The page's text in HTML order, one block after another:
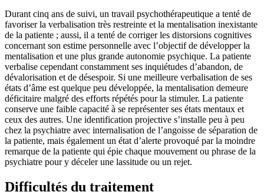
Durant cinq ans de suivi, un travail psychothérapeutique a tenté de
favoriser la verbalisation très restreinte et la mentalisation inexistante
de la patiente ; aussi, il a tenté de corriger les distorsions cognitives
concernant son estime personnelle avec l’objectif de développer la
mentalisation et une plus grande autonomie psychique. La patiente
verbalise cependant constamment ses inquiétudes d’abandon, de
dévalorisation et de désespoir. Si une meilleure verbalisation de ses
états d’âme est quelque peu développée, la mentalisation demeure
déficitaire malgré des efforts répétés pour la stimuler. La patiente
conserve une faible capacité à se représenter ses états mentaux et
ceux des autres. Une identification projective s’installe peu à peu
chez la psychiatre avec internalisation de l’angoisse de séparation de
la patiente, mais également un état d’alerte provoqué par la moindre
remarque de la patiente qui épie chaque mouvement ou phrase de la
psychiatre pour y déceler une lassitude ou un rejet.
Difficultés du traitement